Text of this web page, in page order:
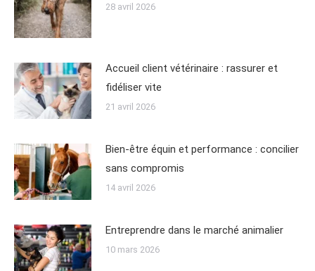
28 avril 2026
Accueil client vétérinaire : rassurer et
fidéliser vite
21 avril 2026
Bien-être équin et performance : concilier
sans compromis
14 avril 2026
Entreprendre dans le marché animalier
10 mars 2026